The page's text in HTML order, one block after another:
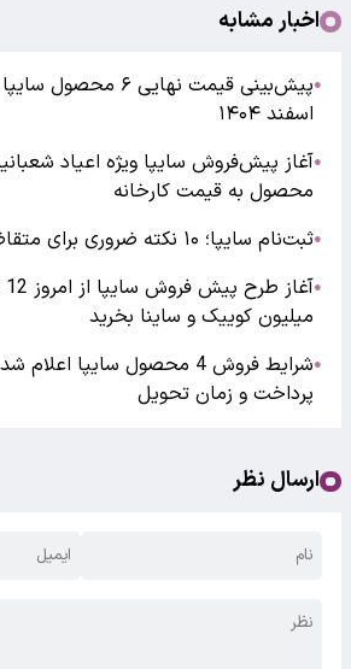
اخبار مشابه
●
پیش‌بینی قیمت نهایی
اسفند ۱۴۰۴
●
محصول به قیمت کارخانه
●ثبت‌نام سایپا؛ ۱۰ نکته ضروری برای متقاضیان
●
میلیون کوییک و ساینا بخرید
●
شرایط فروش 4 محصول سایپا
پرداخت و زمان تحویل
ارسال نظر